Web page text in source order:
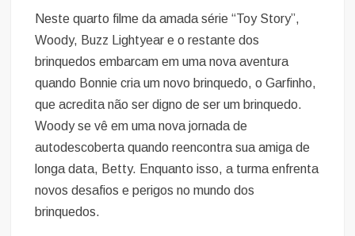
Neste quarto filme da amada série “Toy Story”,
Woody, Buzz Lightyear e o restante dos
brinquedos embarcam em uma nova aventura
quando Bonnie cria um novo brinquedo, o Garfinho,
que acredita não ser digno de ser um brinquedo.
Woody se vê em uma nova jornada de
autodescoberta quando reencontra sua amiga de
longa data, Betty. Enquanto isso, a turma enfrenta
novos desafios e perigos no mundo dos
brinquedos.